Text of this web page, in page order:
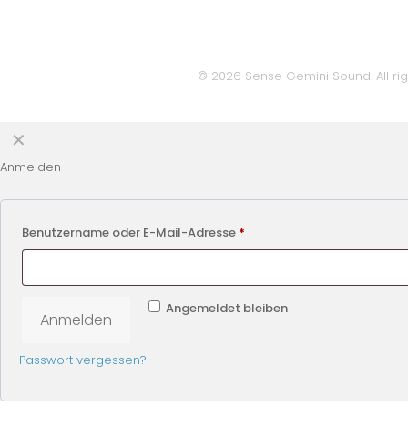
© 2026 Sense Gemini Sound. All
✕
Anmelden
Benutzername oder E-Mail-Adresse *
Angemeldet bleiben
Anmelden
Passwort vergessen?